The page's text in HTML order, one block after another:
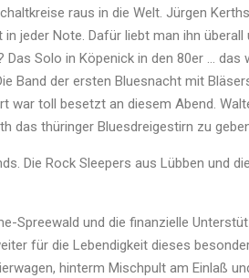
raus in die Welt. Jürgen
jeder Note. Dafür liebt man ihn
Solo in Köpenick in den 80er …
Band der ersten Bluesnacht mit
war toll besetzt an diesem Abend.
das thüringer Bluesdreigestirn zu
Die Rock Sleepers aus Lübben und
Spreewald und die finanzielle
für die Lebendigkeit dieses
hinterm Mischpult am Einlaß